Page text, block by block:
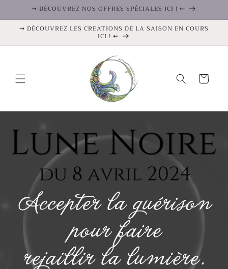
passer
au
contenu
⇝ DÉCOUVREZ NOS OFFRES SPÉCIALES ICI ! ⇜
⇝ DÉCOUVREZ LES CREATIONS DE LA SAISON EN COURS
ICI ! ⇜
Panier